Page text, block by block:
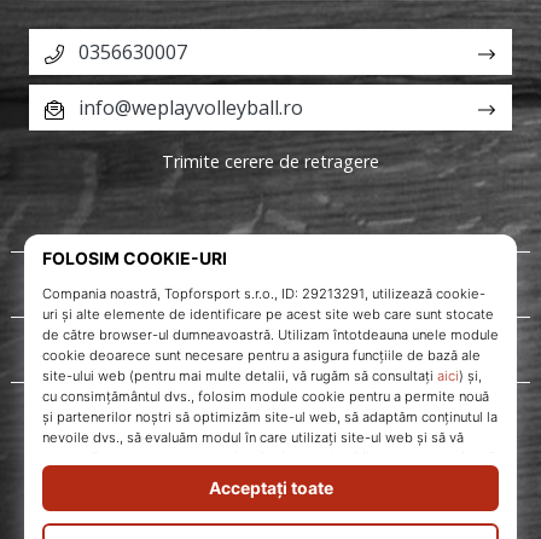
WePlayVolleyball.ro
Despre noi
Servicii clienți
0356630007
info@weplayvolleyball.ro
Trimite cerere de retragere